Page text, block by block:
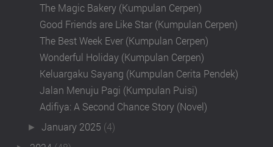
The Magic Bakery (Kumpulan Cerpen)
Good Friends are Like Star (Kumpulan Cerpen)
The Best Week Ever (Kumpulan Cerpen)
Wonderful Holiday (Kumpulan Cerpen)
Keluargaku Sayang (Kumpulan Cerita Pendek)
Jalan Menuju Pagi (Kumpulan Puisi)
Adifiya: A Second Chance Story (Novel)
►January 2025 (4)